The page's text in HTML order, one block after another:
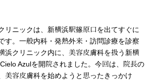
リニックは、新横浜駅篠原口を出てすぐに
す。一般内科・発熱外来・訪問診療を診察
浜クリニック内に、美容皮膚科を扱う新横
Azulを開院されました。今回は、院長の
美容皮膚科を始めようと思ったきっかけ